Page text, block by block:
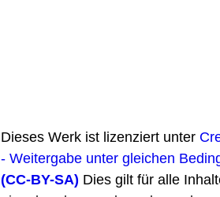
Dieses Werk ist lizenziert unter
- Weitergabe unter gleichen
(CC-BY-SA) Dies gilt für alle